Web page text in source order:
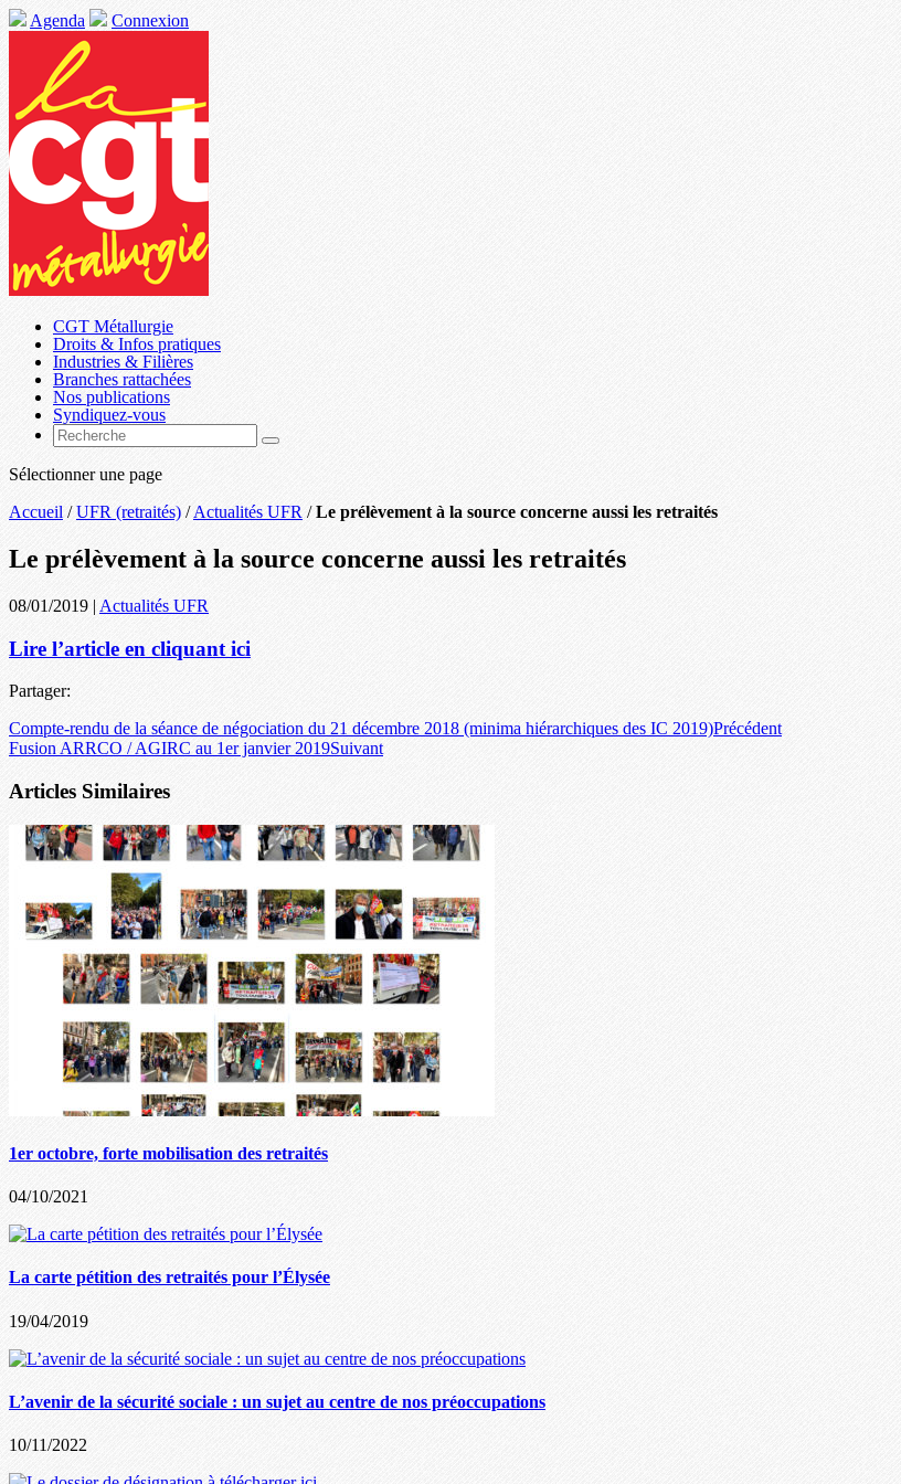
Agenda Connexion
CGT Métallurgie
Droits & Infos pratiques
Industries & Filières
Branches rattachées
Nos publications
Syndiquez-vous
Sélectionner une page
Accueil /UFR (retraités) /Actualités UFR /Le prélèvement à la source concerne aussi les retraités
Le prélèvement à la source concerne aussi les retraités
08/01/2019 | Actualités UFR
Lire l’article en cliquant ici
Partager:
Compte-rendu de la séance de négociation du 21 décembre 2018 (minima hiérarchiques des IC 2019)Précédent
Fusion ARRCO / AGIRC au 1er janvier 2019Suivant
Articles Similaires
1er octobre, forte mobilisation des retraités
04/10/2021
La carte pétition des retraités pour l’Élysée
19/04/2019
L’avenir de la sécurité sociale : un sujet au centre de nos préoccupations
10/11/2022